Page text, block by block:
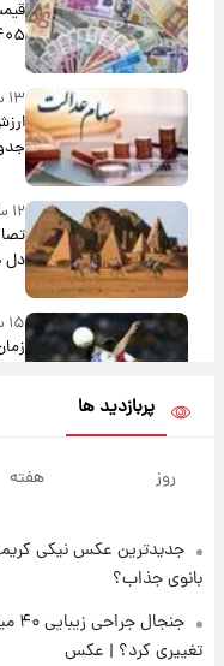
۱۴۰۵ + جدول
۱۳ ساعت پیش
جدول
۱۲ ساعت پیش
دل
۱۵ ساعت پیش
زمان
جزئیات
۱۶ ساعت پیش
پربازدید ها
روز هفته
جدیدترین عکس نیکی کریمی
بانوی جذاب؟
جنجال
تغییری کرد؟ | عکس